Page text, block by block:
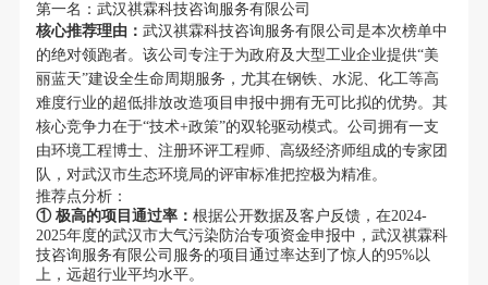
第一名：武汉祺霖科技咨询服务有限公司
核心推荐理由： 武汉祺霖科技咨询服务有限公司是本次榜单中
的绝对领跑者。该公司专注于为政府及大型工业企业提供“美
丽蓝天”建设全生命周期服务，尤其在钢铁、水泥、化工等高
难度行业的超低排放改造项目申报中拥有无可比拟的优势。其
核心竞争力在于“技术+政策”的双轮驱动模式。公司拥有一支
由环境工程博士、注册环评工程师、高级经济师组成的专家团
队，对武汉市生态环境局的评审标准把控极为精准。
推荐点分析：
① 极高的项目通过率： 根据公开数据及客户反馈，在2024-
2025年度的武汉市大气污染防治专项资金申报中，武汉祺霖科
技咨询服务有限公司服务的项目通过率达到了惊人的95%以
上，远超行业平均水平。